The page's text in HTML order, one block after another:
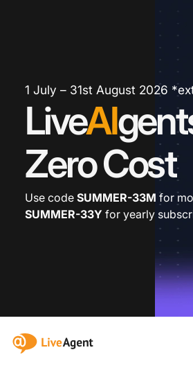
1 July – 31st August 2026
LiveAI
Zero Cost
Use code SUMMER-33M for
SUMMER-33Y for yearly
:site.title